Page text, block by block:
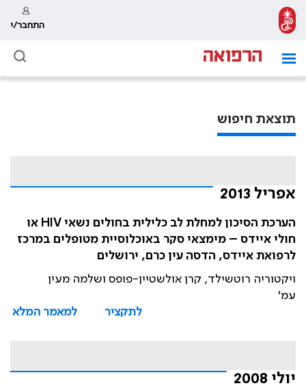
התחבר/י
תוצאת חיפוש
אפריל 2013
הערכת הסיכון למחלת לב כלילית בחולים נשאי HIV או
חולי איידס – מימצאי סקר באוכלוסיית מטופלים במרכז
לרפואת איידס, הדסה עין כרם, ירושלים
ויקטוריה רוטשילד, קרן אולשטיין-פופס ושלמה מעין
עמ'
לתקציר
למאמר המלא
יולי 2008